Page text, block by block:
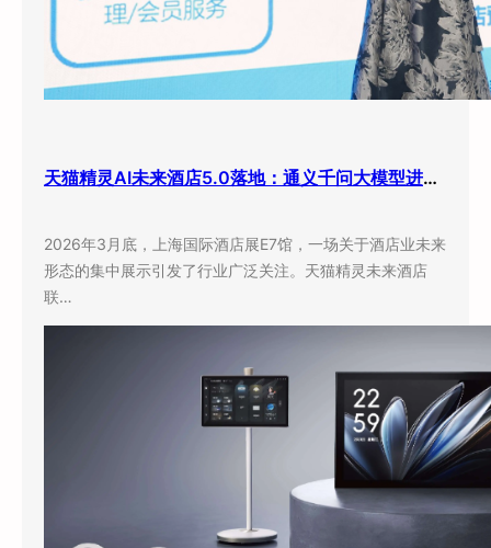
天猫精灵AI未来酒店5.0落地：通义千问大模型进驻客房，酒店业迎来”数字员工”时代
2026年3月底，上海国际酒店展E7馆，一场关于酒店业未来
形态的集中展示引发了行业广泛关注。天猫精灵未来酒店
联…